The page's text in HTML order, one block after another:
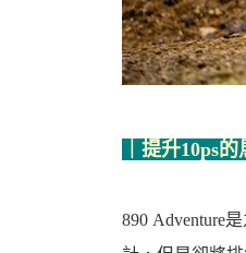
機
｜提升10ps
890 Adventure